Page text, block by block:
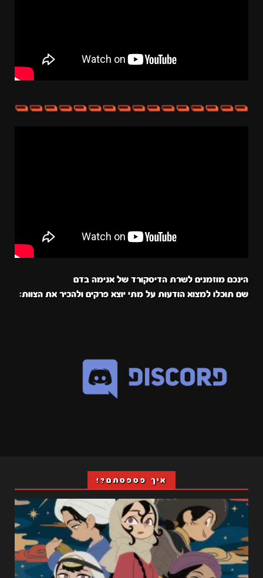
הינכם מוזמנים לשרת הדיסקורד של אנימה בדם
שם תוכלו למצוא הודעות על מתי יוצא פרקים ולהכיר את הצוות:
איך פספסתם?!